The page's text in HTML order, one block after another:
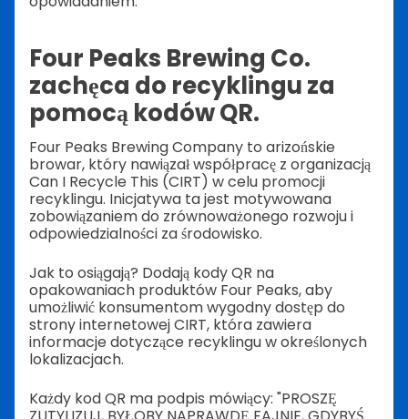
Four Peaks Brewing Co.
zachęca do recyklingu za
pomocą kodów QR.
Four Peaks Brewing Company to arizońskie
browar, który nawiązał współpracę z organizacją
Can I Recycle This (CIRT) w celu promocji
recyklingu. Inicjatywa ta jest motywowana
zobowiązaniem do zrównoważonego rozwoju i
odpowiedzialności za środowisko.
Jak to osiągają? Dodają kody QR na
opakowaniach produktów Four Peaks, aby
umożliwić konsumentom wygodny dostęp do
strony internetowej CIRT, która zawiera
informacje dotyczące recyklingu w określonych
lokalizacjach.
Każdy kod QR ma podpis mówiący: "PROSZĘ